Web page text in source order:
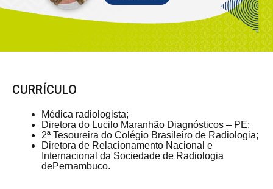
CURRÍCULO
Médica radiologista;
Diretora do Lucilo Maranhão Diagnósticos – PE;
2ª Tesoureira do Colégio Brasileiro de Radiologia; ⁠
Diretora de Relacionamento Nacional e
Internacional da Sociedade de Radiologia
dePernambuco.